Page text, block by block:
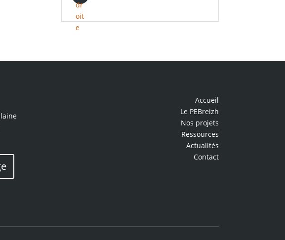
Accueil
Le PEBreizh
Nos projets
Ressources
Actualités
Contact